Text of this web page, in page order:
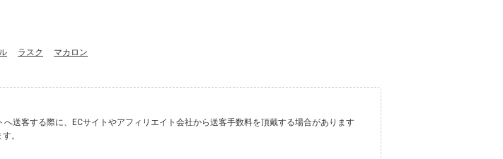
ラスク マカロン
送客する際に、ECサイトやアフィリエイト会社から送客手数料を頂戴する場合があります
。